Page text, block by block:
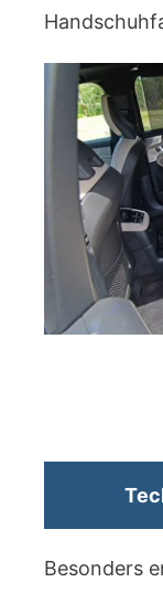
Besonders